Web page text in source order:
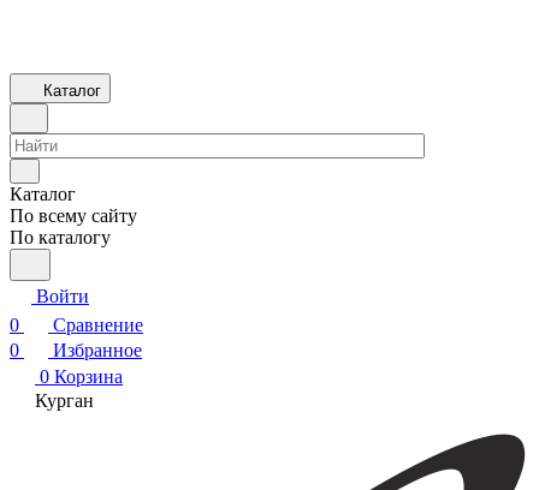
Каталог
Каталог
По всему сайту
По каталогу
Войти
0
Сравнение
0
Избранное
0 Корзина
Курган